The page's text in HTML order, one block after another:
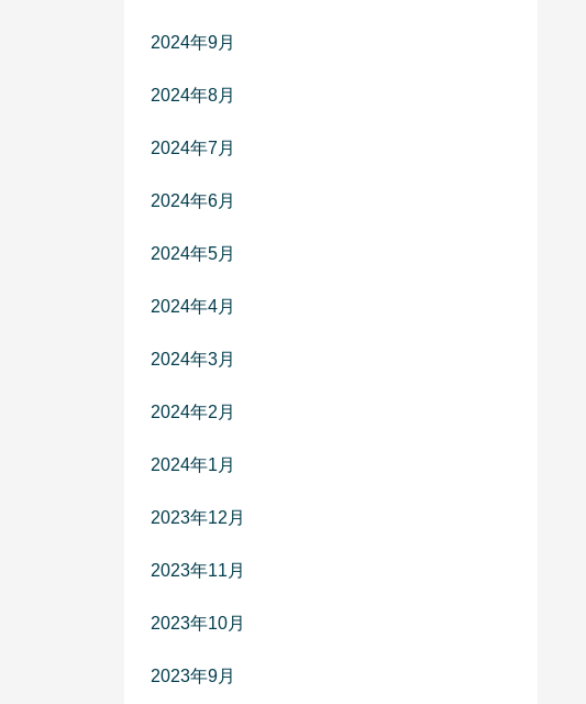
2024年9月
2024年8月
2024年7月
2024年6月
2024年5月
2024年4月
2024年3月
2024年2月
2024年1月
2023年12月
2023年11月
2023年10月
2023年9月